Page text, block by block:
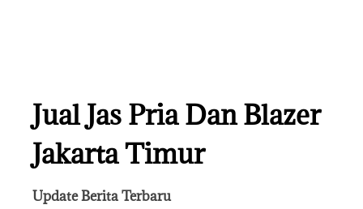
Jual Jas Pria Dan Blazer
Jakarta Timur
Update Berita Terbaru